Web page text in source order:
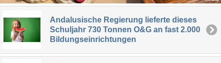
Andalusische Regierung lieferte dieses
Schuljahr 730 Tonnen O&G an fast 2.000
Bildungseinrichtungen